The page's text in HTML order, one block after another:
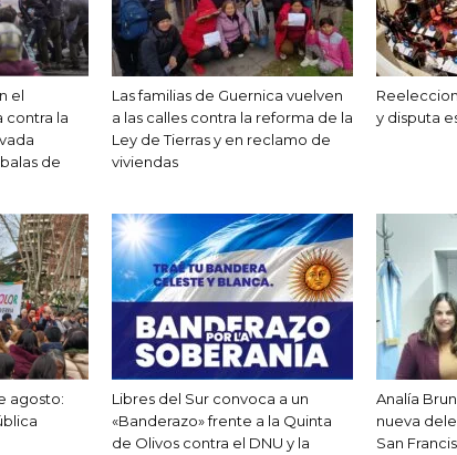
el
contra la
de
Las familias de Guernica vuelven
a las calles contra la reforma de la
Ley de Tierras y en reclamo de
viviendas
y disputa
agosto:
Libres del Sur convoca a un
«Banderazo» frente a la Quinta
de Olivos contra el DNU y la
Analía
nueva
San